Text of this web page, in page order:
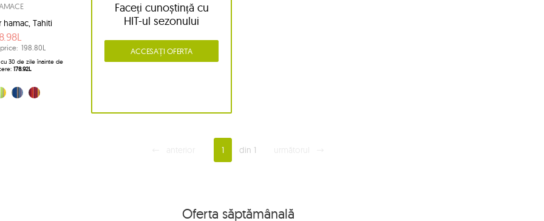
hamac, Tahiti
198.80L
30 de zile înainte de
178.92L
(Kolibri)
(Ocean)
roșu (Vulcano)
Faceți cunoștință cu
HIT-ul sezonului
ACCESAȚI OFERTA
1 din 1
Oferta săptămânală